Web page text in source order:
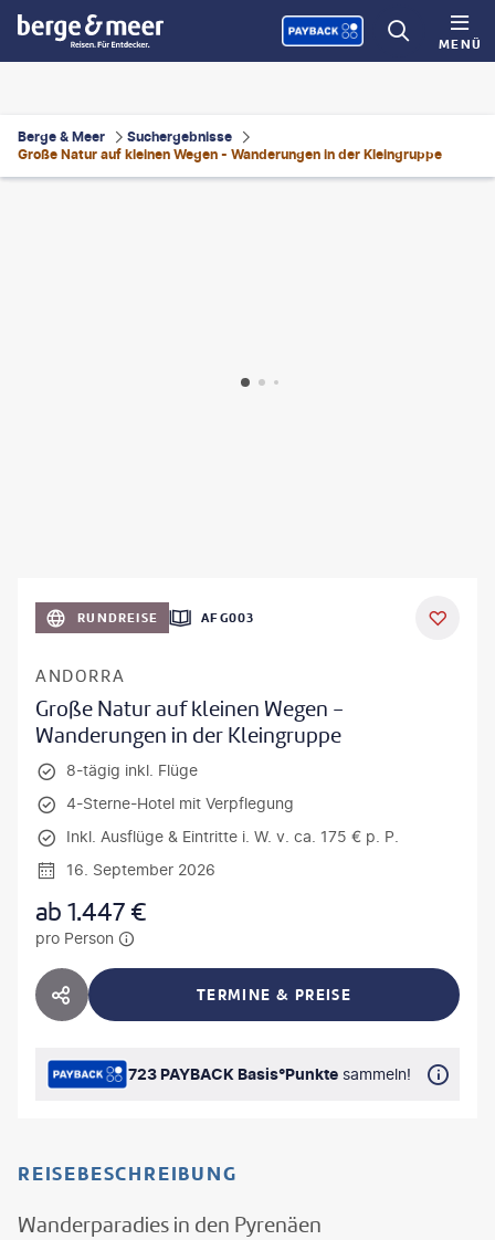
MENÜ
Berge & Meer
Suchergebnisse
Große Natur auf kleinen Wegen - Wanderungen in der Kleingruppe
RUNDREISE AFG003
ANDORRA
Große Natur auf kleinen Wegen -
Wanderungen in der Kleingruppe
8-tägig inkl. Flüge
4-Sterne-Hotel mit Verpflegung
Inkl. Ausflüge & Eintritte i. W. v. ca. 175 € p. P.
16. September 2026
ab1.447€
pro Person
HOTEL TEILEN TERMINE & PREISE
723 PAYBACK Basis°Punkte sammeln!
REISEBESCHREIBUNG
Wanderparadies in den Pyrenäen